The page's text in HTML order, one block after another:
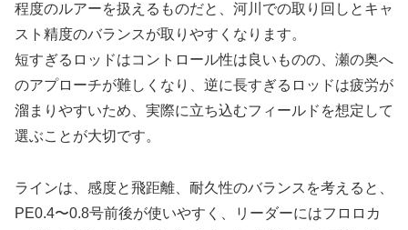
程度のルアーを扱えるものだと、河川での取り回しとキャ
スト精度のバランスが取りやすくなります。
短すぎるロッドはコントロール性は良いものの、瀬の奥へ
のアプローチが難しくなり、逆に長すぎるロッドは疲労が
溜まりやすいため、実際に立ち込むフィールドを想定して
選ぶことが大切です。
ラインは、感度と飛距離、耐久性のバランスを考えると、
PE0.4〜0.8号前後が使いやすく、リーダーにはフロロカ